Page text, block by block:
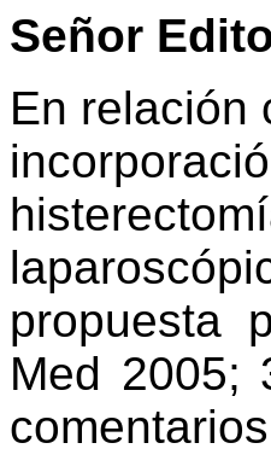
Señor
En relación
propuesta
Med 2005;